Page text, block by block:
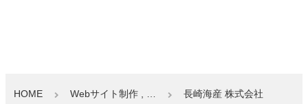
HOME Webサイト制作 , … 長崎海産 株式会社